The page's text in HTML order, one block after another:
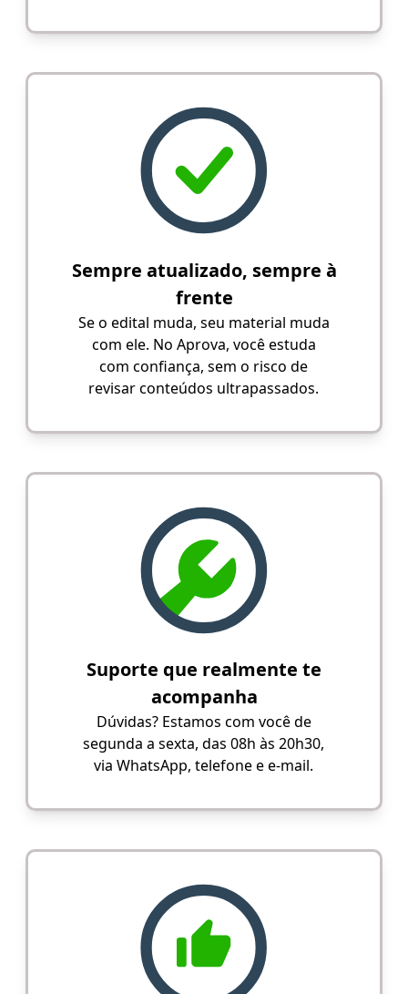
Sempre atualizado, sempre à
frente
Se o edital muda, seu material muda
com ele. No Aprova, você estuda
com confiança, sem o risco de
revisar conteúdos ultrapassados.
Suporte que realmente te
acompanha
Dúvidas? Estamos com você de
segunda a sexta, das 08h às 20h30,
via WhatsApp, telefone e e-mail.